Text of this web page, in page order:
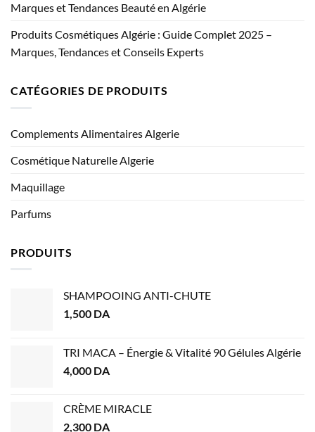
Marques et Tendances Beauté en Algérie
Produits Cosmétiques Algérie : Guide Complet 2025 –
Marques, Tendances et Conseils Experts
CATÉGORIES DE PRODUITS
Complements Alimentaires Algerie
Cosmétique Naturelle Algerie
Maquillage
Parfums
PRODUITS
SHAMPOOING ANTI-CHUTE
1,500 DA
TRI MACA – Énergie & Vitalité 90 Gélules Algérie
4,000 DA
CRÈME MIRACLE
2,300 DA